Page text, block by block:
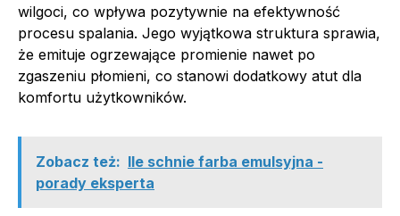
wilgoci, co wpływa pozytywnie na efektywność
procesu spalania. Jego wyjątkowa struktura sprawia,
że emituje ogrzewające promienie nawet po
zgaszeniu płomieni, co stanowi dodatkowy atut dla
komfortu użytkowników.
Zobacz też: Ile schnie farba emulsyjna -
porady eksperta